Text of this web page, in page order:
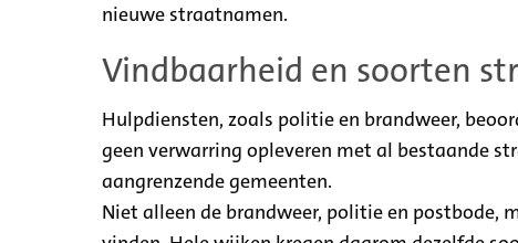
nieuwe straatnamen.
Vindbaarheid en soorten
Hulpdiensten, zoals politie en brandweer,
geen verwarring opleveren met al bestaande
aangrenzende gemeenten.
Niet alleen de brandweer, politie en postbode,